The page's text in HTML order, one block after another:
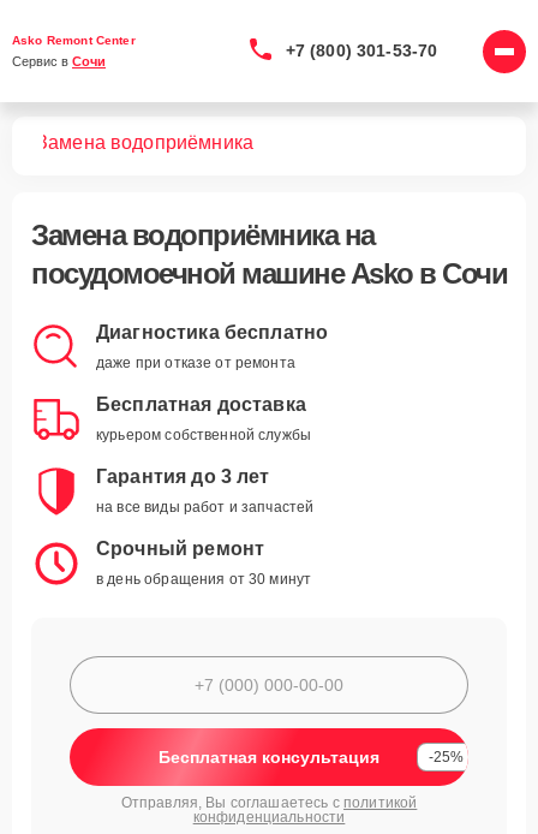
Asko Remont Center
Сервис в Сочи
+7 (800) 301-53-70
Замена водоприёмника
Замена водоприёмникана
посудомоечной машине Asko в Сочи
Диагностика бесплатно
даже при отказе от ремонта
Бесплатная доставка
курьером собственной службы
Гарантия до 3 лет
на все виды работ и запчастей
Срочный ремонт
в день обращения от 30 минут
Бесплатная консультация -25%
Отправляя, Вы соглашаетесь с политикой
конфиденциальности